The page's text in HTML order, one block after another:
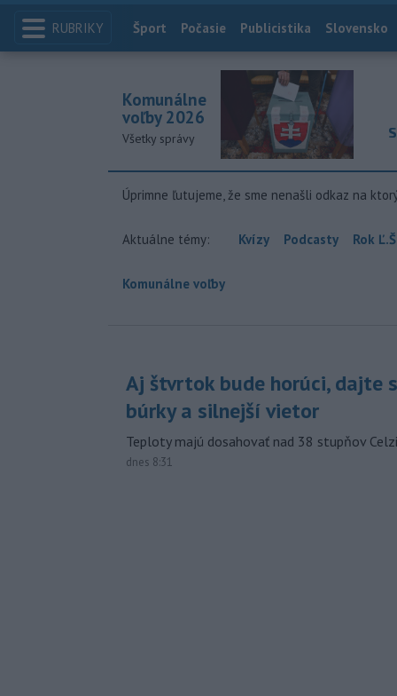
RUBRIKY Index
Šport Počasie Publicistika Slovensko
Komunálne
voľby 2026
Všetky správy
Úprimne ľutujeme, že sme nenašli odkaz na
Aktuálne témy: Kvízy Podcasty Rok
Komunálne voľby
Aj štvrtok bude horúci, dajte
búrky a silnejší vietor
Teploty majú dosahovať nad 38 stupňov
dnes 8:31